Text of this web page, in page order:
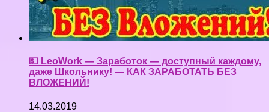
💵 LeoWork — Заработок — доступный каждому,
даже Школьнику! — КАК ЗАРАБОТАТЬ БЕЗ
ВЛОЖЕНИЙ!
14.03.2019